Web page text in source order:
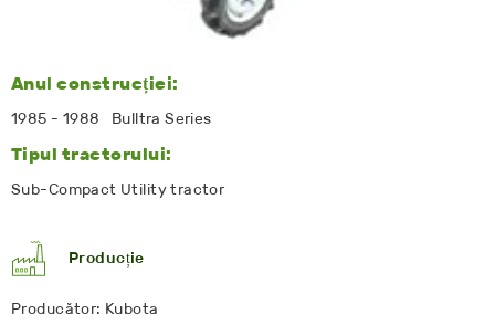
Anul construcției:
1985 - 1988 Bulltra Series
Tipul tractorului:
Sub-Compact Utility tractor
Producție
Producător: Kubota